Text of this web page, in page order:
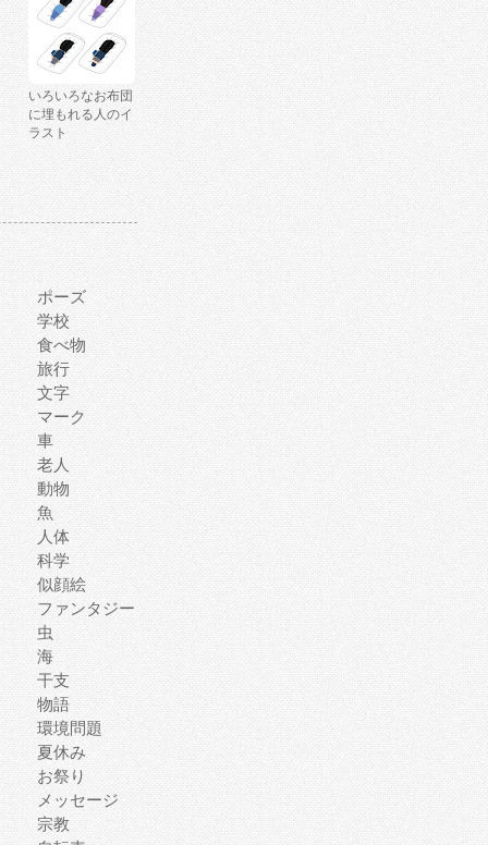
いろいろなお布団
に埋もれる人のイ
ラスト
ポーズ
学校
食べ物
旅行
文字
マーク
車
老人
動物
魚
人体
科学
似顔絵
ファンタジー
虫
海
干支
物語
環境問題
夏休み
お祭り
メッセージ
宗教